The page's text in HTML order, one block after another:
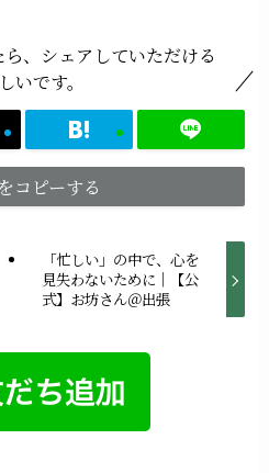
、シェアしていただける
いです。
コピーする
「忙しい」の中で、心を
見失わないために｜【公
式】お坊さん＠出張